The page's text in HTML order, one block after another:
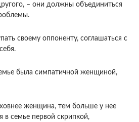
– они должны объединиться
своему оппоненту, соглашаться с
была симпатичной женщиной,
женщина, тем больше у нее
в семье первой скрипкой,